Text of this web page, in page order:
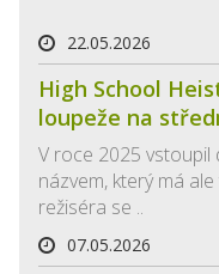
22.05.2026
High School
loupeže na
V roce 2025 vstoupil
názvem, který má
režiséra se ..
07.05.2026